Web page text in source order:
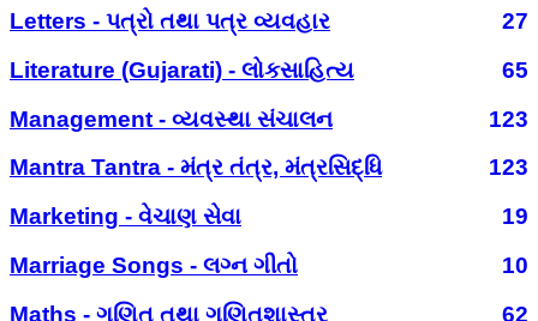
Letters - પત્રો તથા પત્ર વ્યવહાર
27
Literature (Gujarati) - લોકસાહિત્ય
65
Management - વ્યવસ્થા સંચાલન
123
Mantra Tantra - મંત્ર તંત્ર, મંત્રસિદ્ધિ
123
Marketing - વેચાણ સેવા
19
Marriage Songs - લગ્ન ગીતો
10
Maths - ગણિત તથા ગણિતશાસ્ત્ર
62